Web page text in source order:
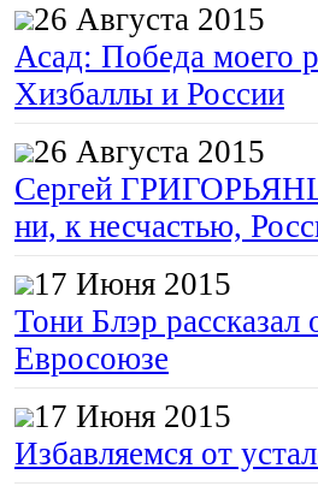
26 Августа 2015
Асад: Победа моего
Хизбаллы и России
26 Августа 2015
Сергей
ни, к несчастью,
17 Июня 2015
Тони Блэр рассказал
Евросоюзе
17 Июня 2015
Избавляемся от